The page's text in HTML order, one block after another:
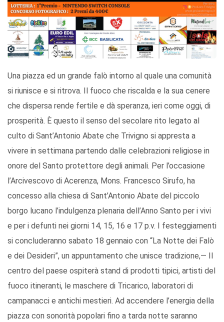
Una piazza ed un grande falò intorno al quale una comunità
si riunisce e si ritrova. Il fuoco che riscalda e la sua cenere
che dispersa rende fertile e dà speranza, ieri come oggi, di
prosperità. È questo il senso del secolare rito legato al
culto di Sant’Antonio Abate che Trivigno si appresta a
vivere in settimana partendo dalle celebrazioni religiose in
onore del Santo protettore degli animali. Per l’occasione
l’Arcivescovo di Acerenza, Mons. Francesco Sirufo, ha
concesso alla chiesa di Sant’Antonio Abate del piccolo
borgo lucano l’indulgenza plenaria dell’Anno Santo per i vivi
e per i defunti nei giorni 14, 15, 16 e 17 p.v. I festeggiamenti
si concluderanno sabato 18 gennaio con “La Notte dei Falò
e dei Desideri”, un appuntamento che unisce tradizione,— Il
centro del paese ospiterà stand di prodotti tipici, artisti del
fuoco itineranti, le maschere di Tricarico, laboratori di
campanacci e antichi mestieri. Ad accendere l’energia della
piazza con sonorità popolari fino a tarda notte saranno